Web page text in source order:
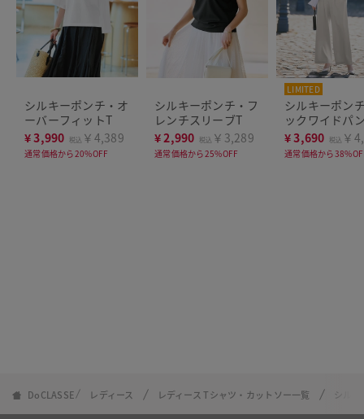
シルキーポンチ・オ
ーバーフィットT
¥3,990 税込 ￥4,389
通常価格から20%OFF
シルキーポンチ・フ
レンチスリーブT
¥2,990 税込 ￥3,289
通常価格から25%OFF
LIMITED
シルキーポン
ックワイドパ
¥3,690 税込 ￥
通常価格から
DoCLASSE レディース レディース Tシャツ・カットソー一覧 シル